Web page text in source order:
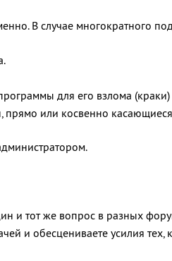
В случае многократного
для его взлома
прямо или косвенно
и тот же вопрос в разных
и обесцениваете усилия тех,